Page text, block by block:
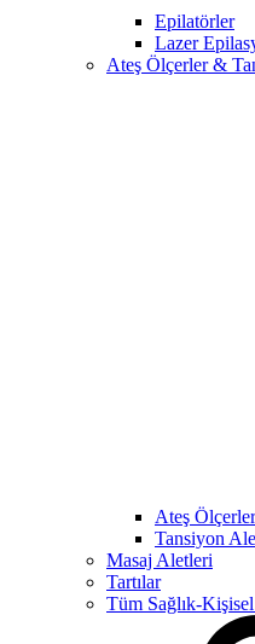
Epilatörler
Lazer
Ateş Ölçerler &
Ateş Ölçerler
Tansiyon
Masaj Aletleri
Tartılar
Tüm Sağlık-